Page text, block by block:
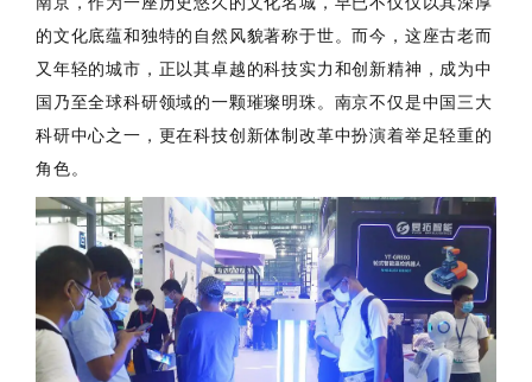
的文化底蕴和独特的自然风貌著称于世。而今，这座古老而
又年轻的城市，正以其卓越的科技实力和创新精神，成为中
国乃至全球科研领域的一颗璀璨明珠。南京不仅是中国三大
科研中心之一，更在科技创新体制改革中扮演着举足轻重的
角色。